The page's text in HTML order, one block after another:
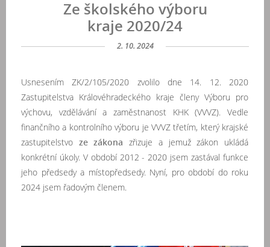
Ze školského výboru
kraje 2020/24
2. 10. 2024
Usnesením ZK/2/105/2020 zvolilo dne 14. 12. 2020
Zastupitelstva Královéhradeckého kraje členy Výboru pro
výchovu, vzdělávání a zaměstnanost KHK (VVVZ). Vedle
finančního a kontrolního výboru je VVVZ třetím, který krajské
zastupitelstvo ze zákona zřizuje a jemuž zákon ukládá
konkrétní úkoly. V období 2012 - 2020 jsem zastával funkce
jeho předsedy a místopředsedy. Nyní, pro období do roku
2024 jsem řadovým členem.